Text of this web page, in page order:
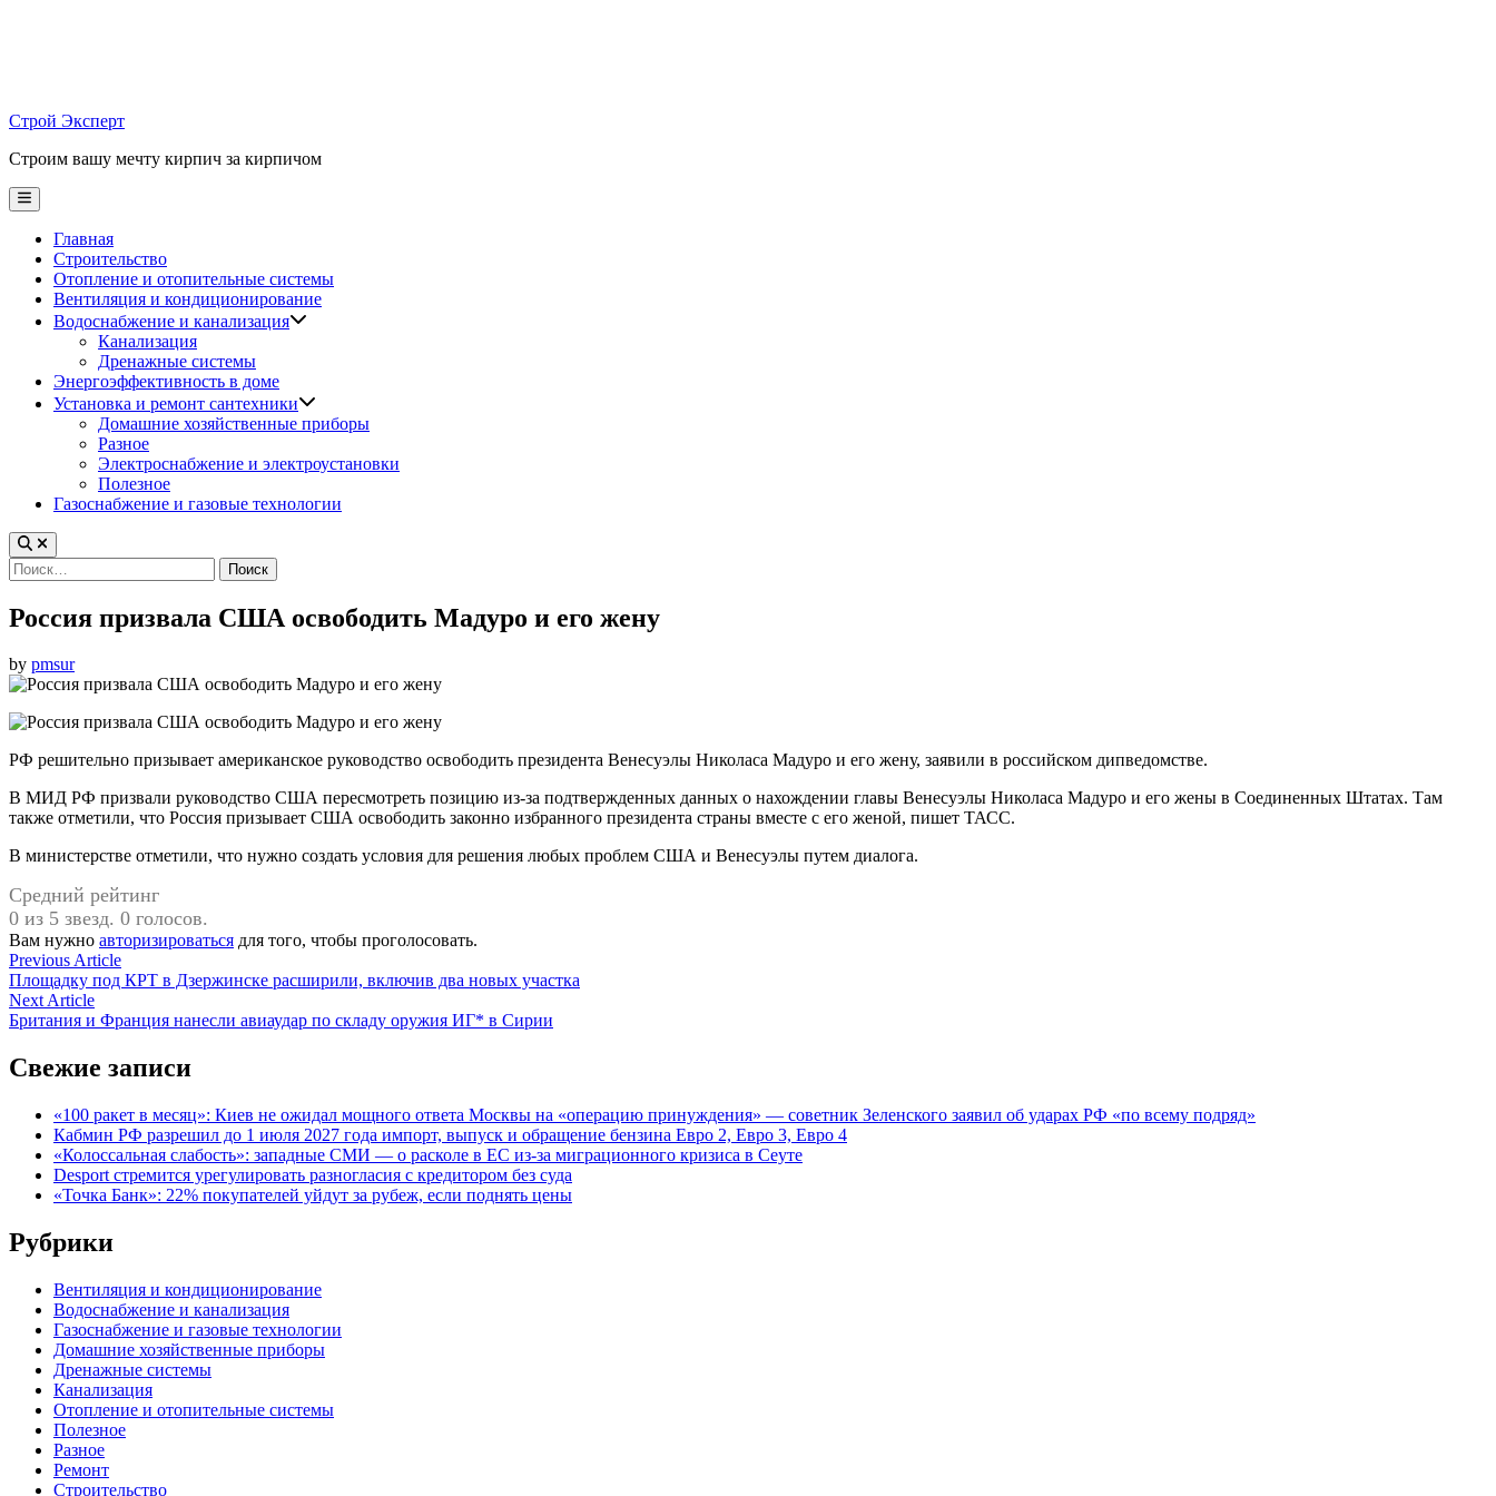
Строй Эксперт
Строим вашу мечту кирпич за кирпичом
Main
Menu
Главная
Строительство
Отопление и отопительные системы
Вентиляция и кондиционирование
Водоснабжение и канализация
Канализация
Дренажные системы
Энергоэффективность в доме
Установка и ремонт сантехники
Домашние хозяйственные приборы
Разное
Электроснабжение и электроустановки
Полезное
Газоснабжение и газовые технологии
Найти:
Россия призвала США освободить Мадуро и его жену
by pmsur
РФ решительно призывает американское руководство освободить президента Венесуэлы Николаса Мадуро и его жену, заявили в российском дипведомстве.
В МИД РФ призвали руководство США пересмотреть позицию из-за подтвержденных данных о нахождении главы Венесуэлы Николаса Мадуро и его жены в Соединенных Штатах. Там
также отметили, что Россия призывает США освободить законно избранного президента страны вместе с его женой, пишет ТАСС.
В министерстве отметили, что нужно создать условия для решения любых проблем США и Венесуэлы путем диалога.
Средний рейтинг
0 из 5 звезд. 0 голосов.
Вам нужно авторизироваться для того, чтобы проголосовать.
Навигация
по
записям
Previous ArticlePrevious
article:
Площадку под КРТ в Дзержинске расширили, включив два новых участка
Next ArticleNext
article:
Британия и Франция нанесли авиаудар по складу оружия ИГ* в Сирии
Свежие записи
«100 ракет в месяц»: Киев не ожидал мощного ответа Москвы на «операцию принуждения» — советник Зеленского заявил об ударах РФ «по всему подряд»
Кабмин РФ разрешил до 1 июля 2027 года импорт, выпуск и обращение бензина Евро 2, Евро 3, Евро 4
«Колоссальная слабость»: западные СМИ — о расколе в ЕС из-за миграционного кризиса в Сеуте
Desport стремится урегулировать разногласия с кредитором без суда
«Точка Банк»: 22% покупателей уйдут за рубеж, если поднять цены
Рубрики
Вентиляция и кондиционирование
Водоснабжение и канализация
Газоснабжение и газовые технологии
Домашние хозяйственные приборы
Дренажные системы
Канализация
Отопление и отопительные системы
Полезное
Разное
Ремонт
Строительство